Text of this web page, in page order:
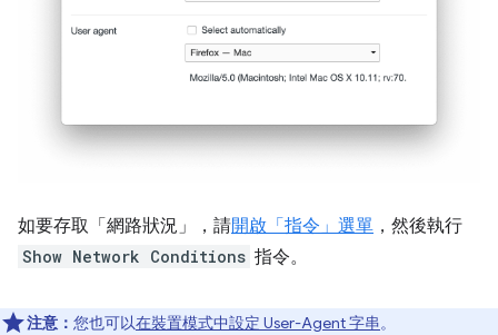
如要存取「網路狀況」 ，請開啟「指令」選單 ，然後執行
Show Network Conditions 指令。
注意： 您也可以在裝置模式中設定 User-Agent 字串。